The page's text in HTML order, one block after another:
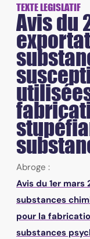
TEXTE LEGISLATIF
Avis du
Abroge :
Avis du 1er
substances
pour la
substances